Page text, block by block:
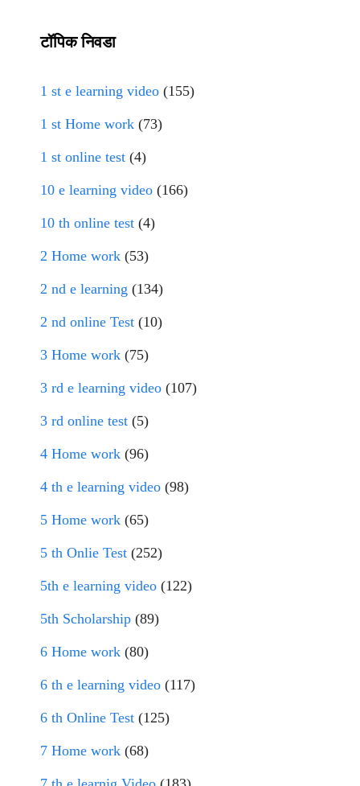
टॉपिक निवडा
1 st e learning video (155)
1 st Home work (73)
1 st online test (4)
10 e learning video (166)
10 th online test (4)
2 Home work (53)
2 nd e learning (134)
2 nd online Test (10)
3 Home work (75)
3 rd e learning video (107)
3 rd online test (5)
4 Home work (96)
4 th e learning video (98)
5 Home work (65)
5 th Onlie Test (252)
5th e learning video (122)
5th Scholarship (89)
6 Home work (80)
6 th e learning video (117)
6 th Online Test (125)
7 Home work (68)